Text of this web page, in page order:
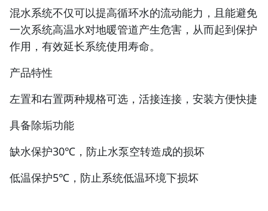
混水系统不仅可以提高循环水的流动能力，且能避免
一次系统高温水对地暖管道产生危害，从而起到保护
作用，有效延长系统使用寿命。
产品特性
左置和右置两种规格可选，活接连接，安装方便快捷
具备除垢功能
缺水保护30℃，防止水泵空转造成的损坏
低温保护5℃，防止系统低温环境下损坏